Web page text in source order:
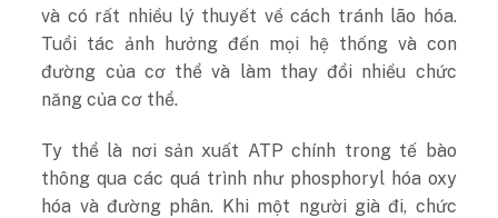
và có rất nhiều lý thuyết về cách tránh lão hóa.
Tuổi tác ảnh hưởng đến mọi hệ thống và con
đường của cơ thể và làm thay đổi nhiều chức
năng của cơ thể.
Ty thể là nơi sản xuất ATP chính trong tế bào
thông qua các quá trình như phosphoryl hóa oxy
hóa và đường phân. Khi một người già đi, chức